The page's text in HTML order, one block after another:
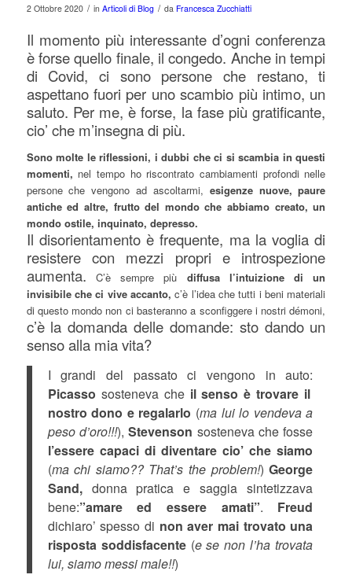
2 Ottobre 2020 / in Articoli di Blog / da Francesca Zucchiatti
Il momento più interessante d’ogni conferenza
è forse quello finale, il congedo. Anche in tempi
di Covid, ci sono persone che restano, ti
aspettano fuori per uno scambio più intimo, un
saluto. Per me, è forse, la fase più gratificante,
cio’ che m’insegna di più.
Sono molte le riflessioni, i dubbi che ci si scambia in questi
momenti, nel tempo ho riscontrato cambiamenti profondi nelle
persone che vengono ad ascoltarmi, esigenze nuove, paure
antiche ed altre, frutto del mondo che abbiamo creato, un
mondo ostile, inquinato, depresso.
Il disorientamento è frequente, ma la voglia di
resistere con mezzi propri e introspezione
aumenta. C’è sempre più diffusa l’intuizione di un
invisibile che ci vive accanto, c’è l’idea che tutti i beni materiali
di questo mondo non ci basteranno a sconfiggere i nostri démoni,
c’è la domanda delle domande: sto dando un
senso alla mia vita?
I grandi del passato ci vengono in auto:
Picasso sosteneva che il senso è trovare il
nostro dono e regalarlo (ma lui lo vendeva a
peso d’oro!!!),Stevenson sosteneva che fosse
l’essere capaci di diventare cio’ che siamo
(ma chi siamo?? That’s the problem!)George
Sand,donna pratica e saggia sintetizzava
bene:”amare ed essere amati”. Freud
dichiaro’ spesso di non aver mai trovato una
risposta soddisfacente(e se non l’ha trovata
lui, siamo messi male!!)